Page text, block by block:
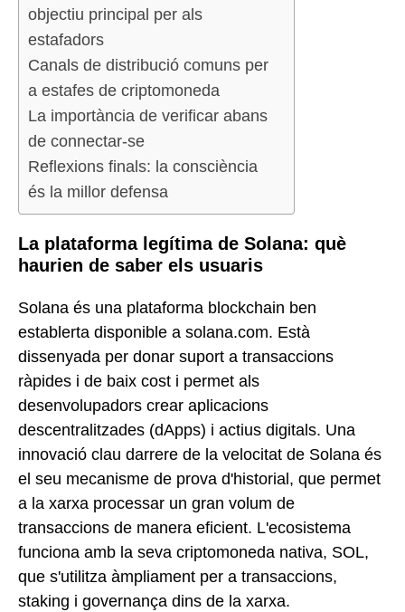
objectiu principal per als
estafadors
Canals de distribució comuns per
a estafes de criptomoneda
La importància de verificar abans
de connectar-se
Reflexions finals: la consciència
és la millor defensa
La plataforma legítima de Solana: què
haurien de saber els usuaris
Solana és una plataforma blockchain ben
establerta disponible a solana.com. Està
dissenyada per donar suport a transaccions
ràpides i de baix cost i permet als
desenvolupadors crear aplicacions
descentralitzades (dApps) i actius digitals. Una
innovació clau darrere de la velocitat de Solana és
el seu mecanisme de prova d'historial, que permet
a la xarxa processar un gran volum de
transaccions de manera eficient. L'ecosistema
funciona amb la seva criptomoneda nativa, SOL,
que s'utilitza àmpliament per a transaccions,
staking i governança dins de la xarxa.